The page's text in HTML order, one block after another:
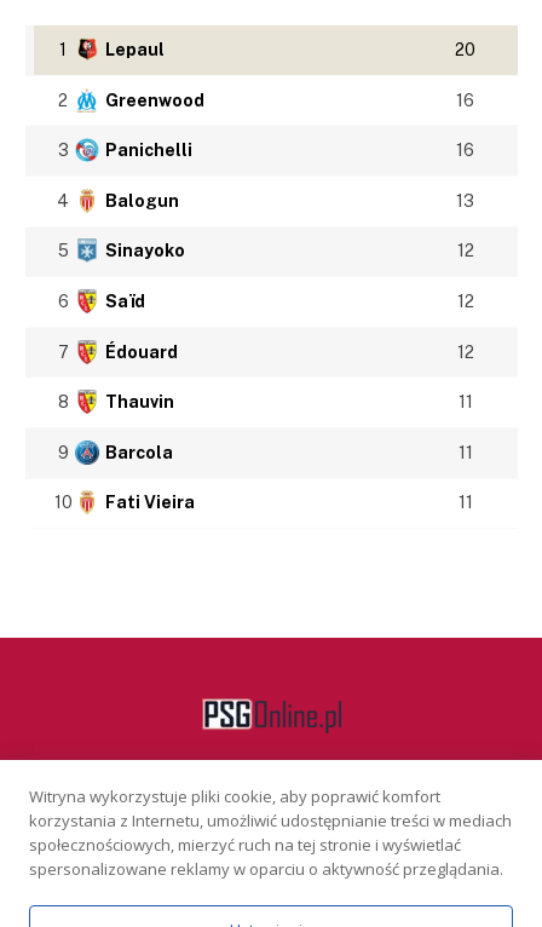
1 Lepaul 20
2 Greenwood 16
3 Panichelli 16
4 Balogun 13
5 Sinayoko 12
6 Saïd 12
7 Édouard 12
8 Thauvin 11
9 Barcola 11
10 Fati Vieira 11
Facebook
KONTAKT REKLAMA POLITYKA PRYWATNOŚCI
Witryna wykorzystuje pliki cookie, aby poprawić komfort
korzystania z Internetu, umożliwić udostępnianie treści w mediach
społecznościowych, mierzyć ruch na tej stronie i wyświetlać
spersonalizowane reklamy w oparciu o aktywność przeglądania.